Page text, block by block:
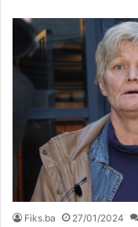
Fiks.ba 27/01/2024